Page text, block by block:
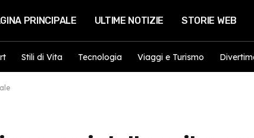
PRINCIPALE ULTIME NOTIZIE STORIE WEB
Stili di Vita Tecnologia Viaggi e Turismo